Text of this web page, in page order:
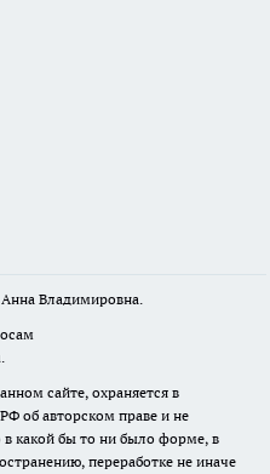
Владимировна.
сайте, охраняется в
об авторском праве и не
какой бы то ни было форме, в
переработке не иначе